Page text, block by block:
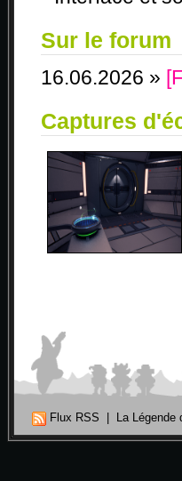
Sur le forum
16.06.2026 »
Captures
Flux RSS La Légende